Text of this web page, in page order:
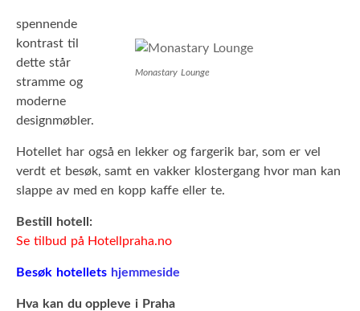
Monastary Lounge
spennende
kontrast til
dette står
stramme og
moderne
designmøbler.
Hotellet har også en lekker og fargerik bar, som er vel
verdt et besøk, samt en vakker klostergang hvor man kan
slappe av med en kopp kaffe eller te.
Bestill hotell:
Se tilbud på Hotellpraha.no
Besøk hotellets hjemmeside
Hva kan du oppleve i Praha